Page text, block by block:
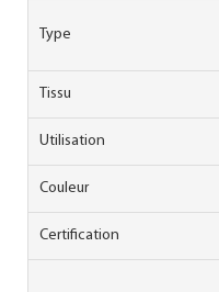
Type
Tissu
Utilisation
Couleur
Certification